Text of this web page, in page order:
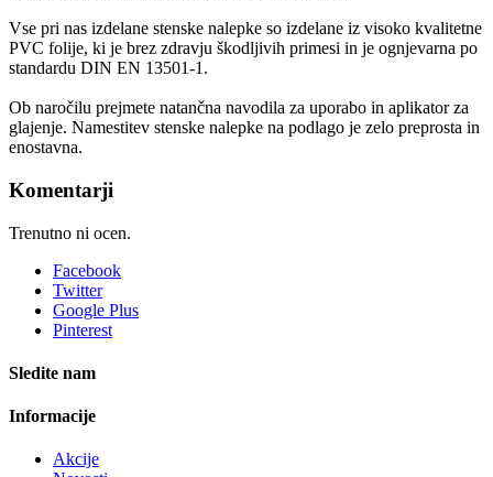
Vse pri nas izdelane stenske nalepke so izdelane iz visoko kvalitetne
PVC folije, ki je brez zdravju škodljivih primesi in je ognjevarna po
standardu DIN EN 13501-1.
Ob naročilu prejmete natančna navodila za uporabo in aplikator za
glajenje. Namestitev stenske nalepke na podlago je zelo preprosta in
enostavna.
Komentarji
Trenutno ni ocen.
Facebook
Twitter
Google Plus
Pinterest
Sledite nam
Informacije
Akcije